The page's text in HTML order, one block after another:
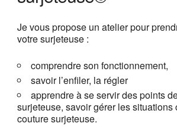
Je vous propose un atelier pour
votre surjeteuse :
comprendre son fonctionnement,
savoir l’enfiler, la régler
apprendre à se servir des points
surjeteuse, savoir gérer les situations
couture surjeteuse.